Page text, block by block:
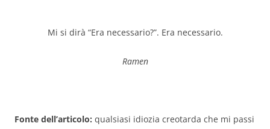
Mi si dirà “Era necessario?”. Era necessario.
Ramen
Fonte dell’articolo: qualsiasi idiozia creotarda che mi passi